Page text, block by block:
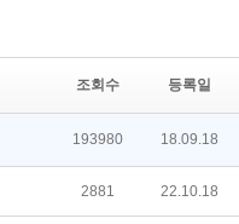
조회수 등록일
193980 18.09.18
2881 22.10.18